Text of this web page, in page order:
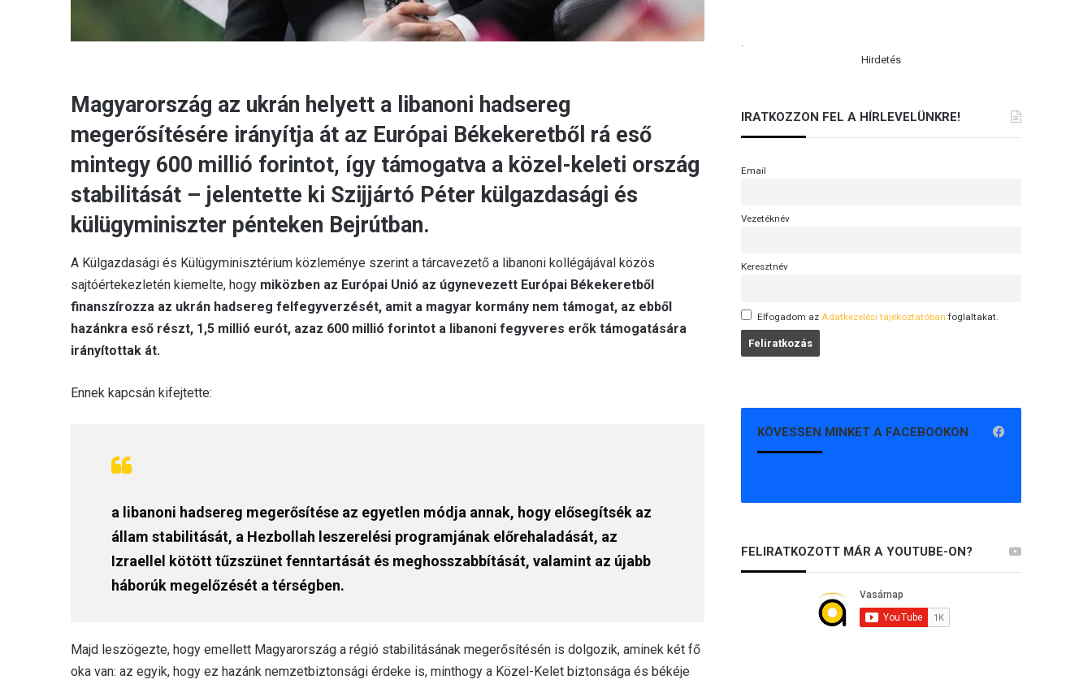
Magyarország az ukrán helyett a libanoni hadsereg
megerősítésére irányítja át az Európai Békekeretből rá eső
mintegy 600 millió forintot, így támogatva a közel-keleti ország
stabilitását – jelentette ki Szijjártó Péter külgazdasági és
külügyminiszter pénteken Bejrútban.
A Külgazdasági és Külügyminisztérium közleménye szerint a tárcavezető a libanoni kollégájával közös
sajtóértekezletén kiemelte, hogy miközben az Európai Unió az úgynevezett Európai Békekeretből
finanszírozza az ukrán hadsereg felfegyverzését, amit a magyar kormány nem támogat, az ebből
hazánkra eső részt, 1,5 millió eurót, azaz 600 millió forintot a libanoni fegyveres erők támogatására
irányítottak át.
Ennek kapcsán kifejtette:
a libanoni hadsereg megerősítése az egyetlen módja annak, hogy elősegítsék az
állam stabilitását, a Hezbollah leszerelési programjának előrehaladását, az
Izraellel kötött tűzszünet fenntartását és meghosszabbítását, valamint az újabb
háborúk megelőzését a térségben.
Majd leszögezte, hogy emellett Magyarország a régió stabilitásának megerősítésén is dolgozik, aminek két fő
oka van: az egyik, hogy ez hazánk nemzetbiztonsági érdeke is, minthogy a Közel-Kelet biztonsága és békéje
.
Hirdetés
IRATKOZZON FEL A HÍRLEVELÜNKRE!
Email
Vezetéknév
Keresztnév
Elfogadom az Adatkezelési tájékoztatóban foglaltakat.
KÖVESSEN MINKET A FACEBOOKON
FELIRATKOZOTT MÁR A YOUTUBE-ON?